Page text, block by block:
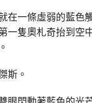
在一條虛弱的藍色
一隻奧札奇抬到空
斯。